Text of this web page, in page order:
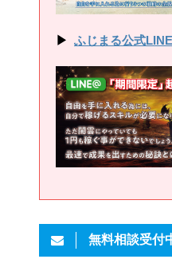
▶ ふじまる公式
無料相談受付